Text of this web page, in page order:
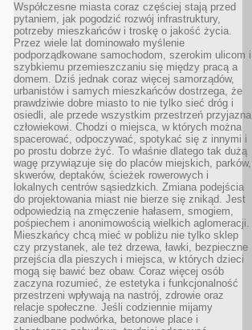
Współczesne miasta coraz częściej stają przed
pytaniem, jak pogodzić rozwój infrastruktury,
potrzeby mieszkańców i troskę o jakość życia.
Przez wiele lat dominowało myślenie
podporządkowane samochodom, szerokim ulicom i
szybkiemu przemieszczaniu się między pracą a
domem. Dziś jednak coraz więcej samorządów,
urbanistów i samych mieszkańców dostrzega, że
prawdziwie dobre miasto to nie tylko sieć dróg i
osiedli, ale przede wszystkim przestrzeń przyjazna
człowiekowi. Chodzi o miejsca, w których można
spacerować, odpoczywać, spotykać się z innymi i
po prostu dobrze żyć. To właśnie dlatego tak dużą
wagę przywiązuje się do placów miejskich, parków,
skwerów, deptaków, ścieżek rowerowych i
lokalnych centrów sąsiedzkich. Zmiana podejścia
do projektowania miast nie bierze się znikąd. Jest
odpowiedzią na zmęczenie hałasem, smogiem,
pośpiechem i anonimowością wielkich aglomeracji.
Mieszkańcy chcą mieć w pobliżu nie tylko sklep
czy przystanek, ale też drzewa, ławki, bezpieczne
przejścia dla pieszych i miejsca, w których dzieci
mogą się bawić bez obaw. Coraz więcej osób
zaczyna rozumieć, że estetyka i funkcjonalność
przestrzeni wpływają na nastrój, zdrowie oraz
relacje społeczne. Jeśli codziennie mijamy
zaniedbane podwórka, betonowe place i